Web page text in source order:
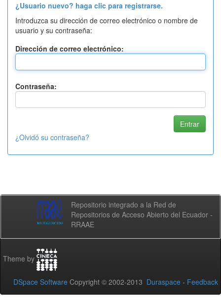
¿Usuario nuevo? haga clic para registrarse.
Introduzca su dirección de correo electrónico o nombre de
usuario y su contraseña:
Dirección de correo electrónico:
Contraseña:
¿Olvidó su contraseña?
Repositorio integrado a la Red de
Repositorios de Acceso Abierto del Ecuador -
RRAAE
Theme by
DSpace Software Copyright © 2002-2013 Duraspace - Feedback